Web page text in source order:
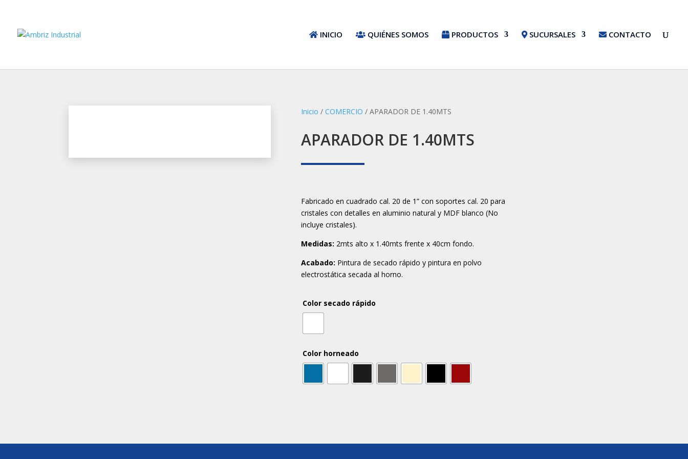
INICIO QUIÉNES SOMOS PRODUCTOS SUCURSALES CONTACTO
Inicio /COMERCIO / APARADOR DE 1.40MTS
APARADOR DE 1.40MTS
Fabricado en cuadrado cal. 20 de 1” con soportes cal. 20 para
cristales con detalles en aluminio natural y MDF blanco (No
incluye cristales).
Medidas: 2mts alto x 1.40mts frente x 40cm fondo.
Acabado: Pintura de secado rápido y pintura en polvo
electrostática secada al horno.
Color secado rápido
Color horneado